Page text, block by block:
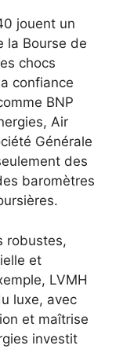
jouent un
la Bourse de
chocs
confiance
BNP
Air
Générale
des
baromètres
robustes,
et
LVMH
luxe, avec
et maîtrise
investit